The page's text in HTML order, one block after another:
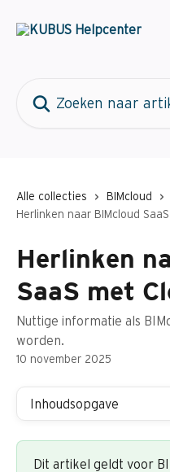
Alle collecties BIMcloud
Herlinken naar BIMcloud
Herlinken
SaaS met
Nuttige informatie als
worden.
10 november 2025
Inhoudsopgave
Dit artikel geldt voor